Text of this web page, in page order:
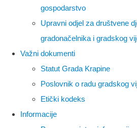
gospodarstvo
Upravni odjel za društvene
gradonačelnika i gradskog
Važni dokumenti
Statut Grada Krapine
Poslovnik o radu gradskog
Etički kodeks
Informacije